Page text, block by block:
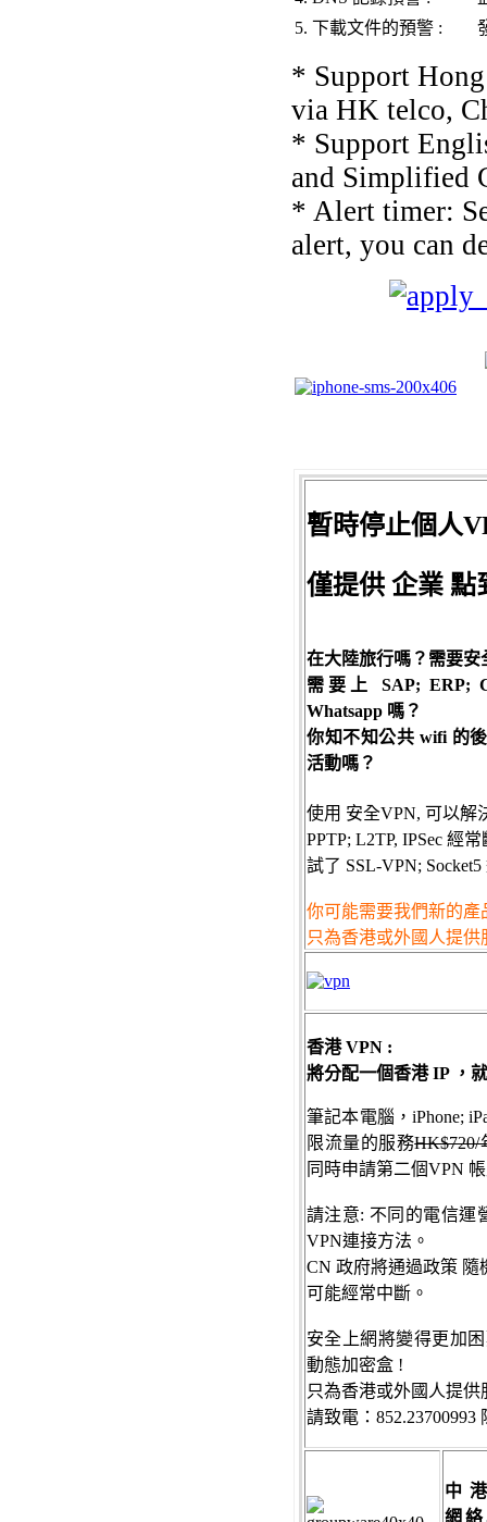
5. 下載文件的預警 :
* Support
via HK telco,
* Support
and Simplified
* Alert timer:
alert, you can
暫時停止個人
僅提供 企業 點
在大陸旅行嗎？需要安
需要上 SAP; ERP;
Whatsapp 嗎？
你知不知公共 wifi 的
活動嗎？
使用 安全VPN, 可以解
PPTP; L2TP, IPSec 經
試了 SSL-VPN;
你可能需要我們新的
只為香港或外國人提供
香港 VPN :
將分配一個香港 IP ，
筆記本電腦，iPhone;
限流量的服務HK$720/
同時申請第二個VPN
請注意: 不同的電信運
VPN連接方法。
CN 政府將通過政策 隨
可能經常中斷。
安全上網將變得更加
動態加密盒 !
只為香港或外國人提供
請致電：
中
網